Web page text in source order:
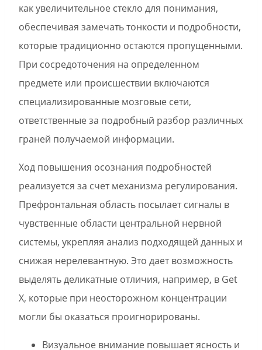
как увеличительное стекло для понимания,
обеспечивая замечать тонкости и подробности,
которые традиционно остаются пропущенными.
При сосредоточения на определенном
предмете или происшествии включаются
специализированные мозговые сети,
ответственные за подробный разбор различных
граней получаемой информации.
Ход повышения осознания подробностей
реализуется за счет механизма регулирования.
Префронтальная область посылает сигналы в
чувственные области центральной нервной
системы, укрепляя анализ подходящей данных и
снижая нерелевантную. Это дает возможность
выделять деликатные отличия, например, в Get
X, которые при неосторожном концентрации
могли бы оказаться проигнорированы.
Визуальное внимание повышает ясность и